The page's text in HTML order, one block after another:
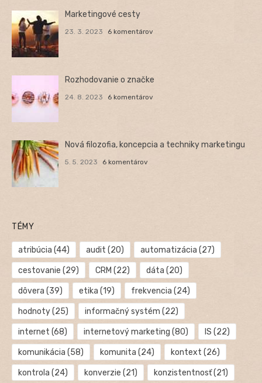
Marketingové cesty
23. 3. 2023 6 komentárov
Rozhodovanie o značke
24. 8. 2023 6 komentárov
Nová filozofia, koncepcia a techniky marketingu
5. 5. 2023 6 komentárov
TÉMY
atribúcia (44) audit (20) automatizácia (27)
cestovanie (29) CRM (22) dáta (20)
dôvera (39) etika (19) frekvencia (24)
hodnoty(25) informačný systém (22)
internet (68) internetový marketing (80) IS (22)
komunikácia (58) komunita (24) kontext (26)
kontrola (24) konverzie (21) konzistentnosť(21)